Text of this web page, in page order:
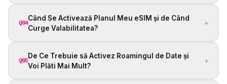
Q04
Când Se Activează Planul Meu eSIM și de Când
Curge Valabilitatea?
+
Q05
De Ce Trebuie să Activez Roamingul de Date și
Voi Plăti Mai Mult?
+